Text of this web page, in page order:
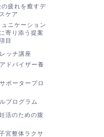
疲れを癒すデ
ケア
ニケーション
寄り添う提案
目
ッチ講座
ドバイザー養
ポータープロ
プログラム
活のための腹
宮整体ラクサ